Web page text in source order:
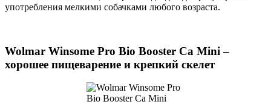
употребления мелкими собачками любого возраста.
Wolmar Winsome Pro Bio Booster Ca Mini –
хорошее пищеварение и крепкий скелет